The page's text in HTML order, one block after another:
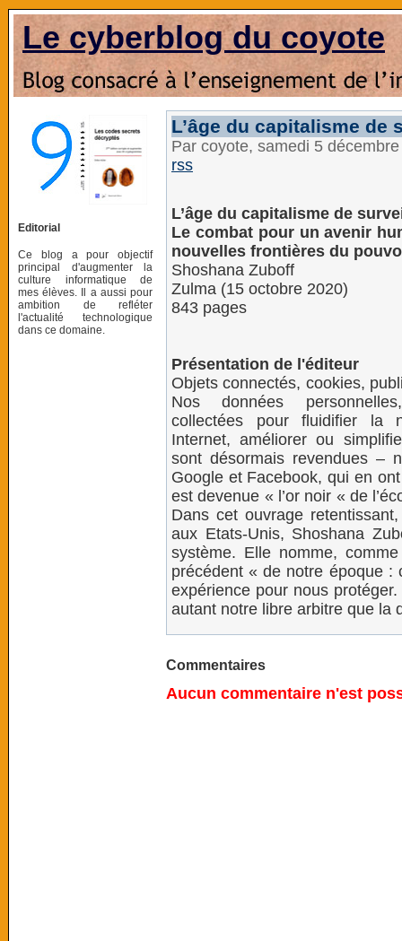
Le cyberblog du coyote
Editorial
Ce blog a pour objectif
principal d'augmenter la
culture informatique de
mes élèves. Il a aussi pour
ambition de refléter
l'actualité technologique
dans ce domaine.
L’âge du capitalisme de
Par coyote, samedi 5
rss
L’âge du capitalisme de
Le combat pour un avenir
nouvelles frontières du
Shoshana Zuboff
Zulma (15 octobre 2020)
843 pages
Présentation de l'éditeur
Objets connectés, cookies,
Nos données
collectées pour fluidifier la
Internet, améliorer ou
sont désormais revendues –
Google et Facebook, qui en
est devenue « l’or noir « de
Dans cet ouvrage
aux Etats-Unis, Shoshana
système. Elle nomme,
précédent « de notre époque :
expérience pour nous
autant notre libre arbitre que la
Commentaires
Aucun commentaire n'est